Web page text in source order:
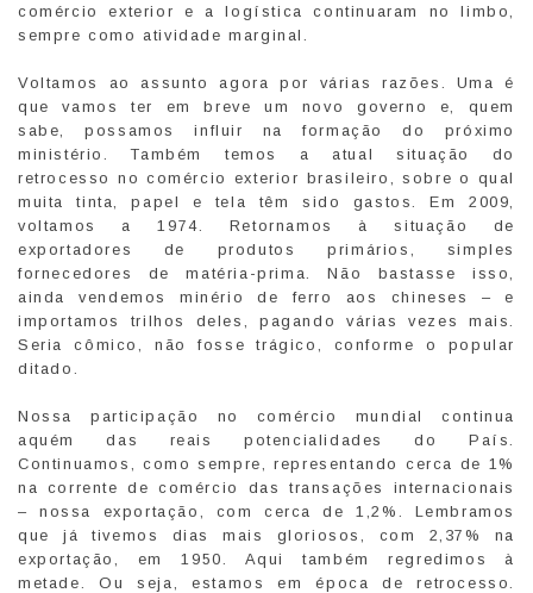
comércio exterior e a logística continuaram no limbo,
sempre como atividade marginal.
Voltamos ao assunto agora por várias razões. Uma é
que vamos ter em breve um novo governo e, quem
sabe, possamos influir na formação do próximo
ministério. Também temos a atual situação do
retrocesso no comércio exterior brasileiro, sobre o qual
muita tinta, papel e tela têm sido gastos. Em 2009,
voltamos a 1974. Retornamos à situação de
exportadores de produtos primários, simples
fornecedores de matéria-prima. Não bastasse isso,
ainda vendemos minério de ferro aos chineses – e
importamos trilhos deles, pagando várias vezes mais.
Seria cômico, não fosse trágico, conforme o popular
ditado.
Nossa participação no comércio mundial continua
aquém das reais potencialidades do País.
Continuamos, como sempre, representando cerca de 1%
na corrente de comércio das transações internacionais
– nossa exportação, com cerca de 1,2%. Lembramos
que já tivemos dias mais gloriosos, com 2,37% na
exportação, em 1950. Aqui também regredimos à
metade. Ou seja, estamos em época de retrocesso.